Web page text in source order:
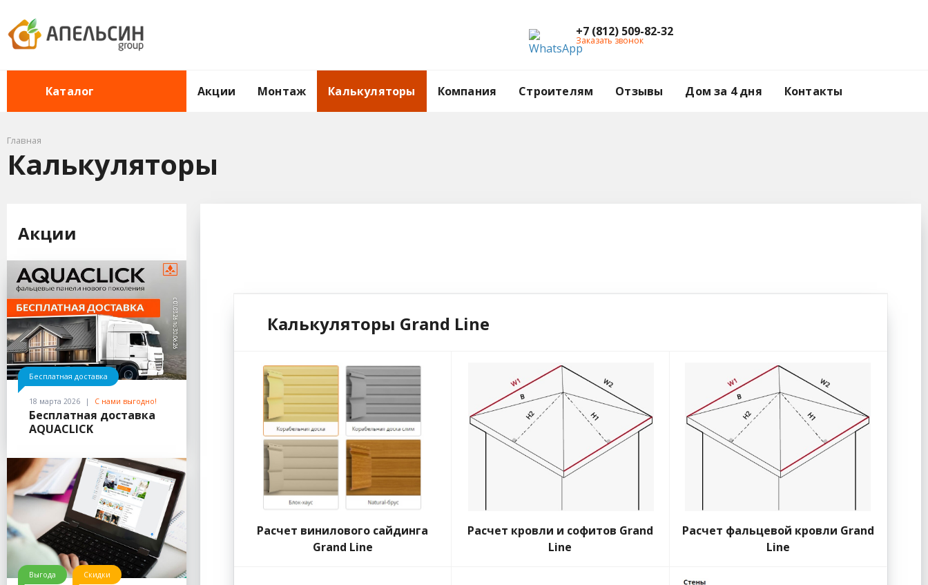
+7 (812) 509-82-32
Заказать звонок
Каталог Акции Монтаж Калькуляторы Компания Строителям Отзывы Дом за 4 дня Контакты
Главная
Калькуляторы
Калькуляторы Grand Line
Расчет винилового сайдинга
Grand Line
Расчет кровли и софитов Grand
Line
Расчет фальцевой кровли Grand
Line
Акции
Бесплатная доставка
18 марта 2026 С нами выгодно!
Бесплатная доставка
AQUACLICK
Выгода Скидки